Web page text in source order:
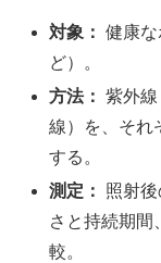
対象： 健康
ど）。
方法： 紫外
線）を、それ
する。
測定：
照射
さと持続期間
較。